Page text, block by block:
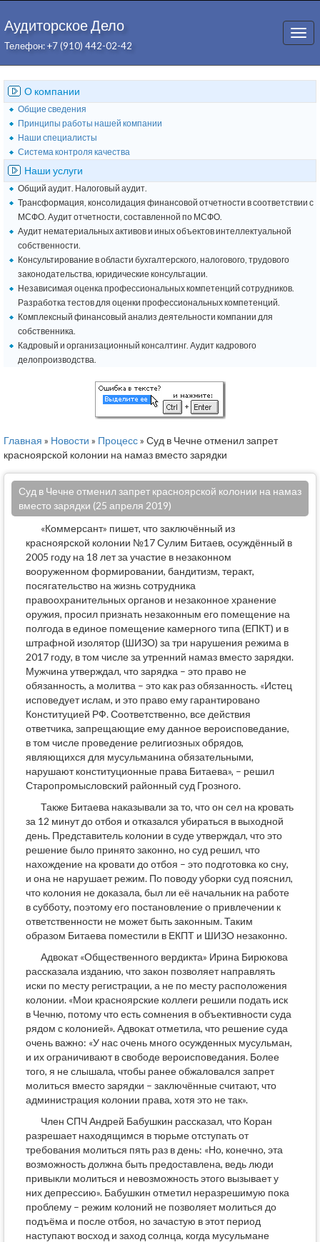
Аудиторское Дело
Телефон: +7 (910) 442-02-42
О компании
Общие сведения
Принципы работы нашей компании
Наши специалисты
Система контроля качества
Наши услуги
Общий аудит. Налоговый аудит.
Трансформация, консолидация финансовой отчетности в соответствии с
МСФО. Аудит отчетности, составленной по МСФО.
Аудит нематериальных активов и иных объектов интеллектуальной
собственности.
Консультирование в области бухгалтерского, налогового, трудового
законодательства, юридические консультации.
Независимая оценка профессиональных компетенций сотрудников.
Разработка тестов для оценки профессиональных компетенций.
Комплексный финансовый анализ деятельности компании для
собственника.
Кадровый и организационный консалтинг. Аудит кадрового
делопроизводства.
Главная » Новости » Процесс» Суд в Чечне отменил запрет
красноярской колонии на намаз вместо зарядки
Суд в Чечне отменил запрет красноярской колонии на намаз
вместо зарядки (25 апреля 2019)
«Коммерсант» пишет, что заключённый из
красноярской колонии №17 Сулим Битаев, осуждённый в
2005 году на 18 лет за участие в незаконном
вооруженном формировании, бандитизм, теракт,
посягательство на жизнь сотрудника
правоохранительных органов и незаконное хранение
оружия, просил признать незаконным его помещение на
полгода в единое помещение камерного типа (ЕПКТ) и в
штрафной изолятор (ШИЗО) за три нарушения режима в
2017 году, в том числе за утренний намаз вместо зарядки.
Мужчина утверждал, что зарядка – это право не
обязанность, а молитва – это как раз обязанность. «Истец
исповедует ислам, и это право ему гарантировано
Конституцией РФ. Соответственно, все действия
ответчика, запрещающие ему данное вероисповедание,
в том числе проведение религиозных обрядов,
являющихся для мусульманина обязательными,
нарушают конституционные права Битаева», – решил
Старопромысловский районный суд Грозного.
Также Битаева наказывали за то, что он сел на кровать
за 12 минут до отбоя и отказался убираться в выходной
день. Представитель колонии в суде утверждал, что это
решение было принято законно, но суд решил, что
нахождение на кровати до отбоя – это подготовка ко сну,
и она не нарушает режим. По поводу уборки суд пояснил,
что колония не доказала, был ли её начальник на работе
в субботу, поэтому его постановление о привлечении к
ответственности не может быть законным. Таким
образом Битаева поместили в ЕКПТ и ШИЗО незаконно.
Адвокат «Общественного вердикта» Ирина Бирюкова
рассказала изданию, что закон позволяет направлять
иски по месту регистрации, а не по месту расположения
колонии. «Мои красноярские коллеги решили подать иск
в Чечню, потому что есть сомнения в объективности суда
рядом с колонией». Адвокат отметила, что решение суда
очень важно: «У нас очень много осужденных мусульман,
и их ограничивают в свободе вероисповедания. Более
того, я не слышала, чтобы ранее обжаловался запрет
молиться вместо зарядки – заключённые считают, что
администрация колонии права, хотя это не так».
Член СПЧ Андрей Бабушкин рассказал, что Коран
разрешает находящимся в тюрьме отступать от
требования молиться пять раз в день: «Но, конечно, эта
возможность должна быть предоставлена, ведь люди
привыкли молиться и невозможность этого вызывает у
них депрессию». Бабушкин отметил неразрешимую пока
проблему – режим колоний не позволяет молиться до
подъёма и после отбоя, но зачастую в этот период
наступают восход и заход солнца, когда мусульмане